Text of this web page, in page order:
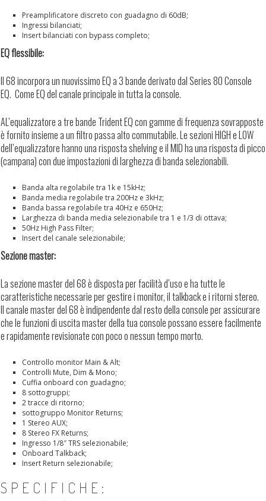
Preamplificatore discreto con guadagno di 60dB;
Ingressi bilanciati;
Insert bilanciati con bypass completo;
EQ flessibile:
Il 68 incorpora un nuovissimo EQ a 3 bande derivato dal Series 80 Console
EQ. Come EQ del canale principale in tutta la console.
AL’equalizzatore a tre bande Trident EQ con gamme di frequenza sovrapposte
è fornito insieme a un filtro passa alto commutabile. Le sezioni HIGH e LOW
dell’equalizzatore hanno una risposta shelving e il MID ha una risposta di picco
(campana) con due impostazioni di larghezza di banda selezionabili.
Banda alta regolabile tra 1k e 15kHz;
Banda media regolabile tra 200Hz e 3kHz;
Banda bassa regolabile tra 40Hz e 650Hz;
Larghezza di banda media selezionabile tra 1 e 1/3 di ottava;
50Hz High Pass Filter;
Insert del canale selezionabile;
Sezione master:
La sezione master del 68 è disposta per facilità d’uso e ha tutte le
caratteristiche necessarie per gestire i monitor, il talkback e i ritorni stereo.
Il canale master del 68 è indipendente dal resto della console per assicurare
che le funzioni di uscita master della tua console possano essere facilmente
e rapidamente revisionate con poco o nessun tempo morto.
Controllo monitor Main & Alt;
Controlli Mute, Dim & Mono;
Cuffia onboard con guadagno;
8 sottogruppi;
2 tracce di ritorno;
sottogruppo Monitor Returns;
1 Stereo AUX;
8 Stereo FX Returns;
Ingresso 1/8″ TRS selezionabile;
Onboard Talkback;
Insert Return selezionabile;
SPECIFICHE: